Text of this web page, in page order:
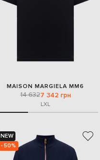
MAISON MARGIELA MM6
14 6327 342 грн
LXL
NEW
- 50%